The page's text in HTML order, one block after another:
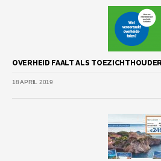
OVERHEID FAALT ALS
18 APRIL 2019